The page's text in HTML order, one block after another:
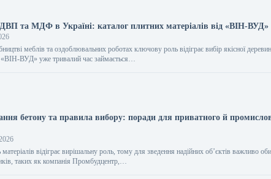
та МДФ в Україні: каталог плитних матеріалів від «ВІН-ВУД»
меблів та оздоблювальних роботах ключову роль відіграє вибір якісної
ВУД» уже тривалий час займається…
бетону та правила вибору: поради для приватного й
матеріалів відіграє вирішальну роль, тому для зведення надійних об’єктів важливо
таких як компанія Промбудцентр,…